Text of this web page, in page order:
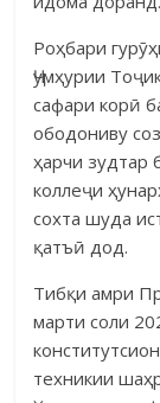
Роҳбари
Ҷумҳурии
сафари корӣ
ободониву
ҳарчи зудтар
коллеҷи
сохта шуда
қатъӣ дод.
Тибқи амри
марти соли
техникии